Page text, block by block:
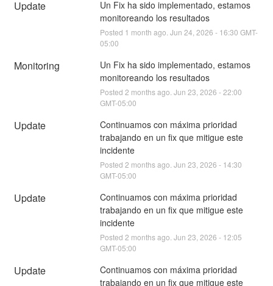
Update
Un Fix ha sido implementado, estamos
monitoreando los resultados
Posted 1 month ago. Jun 24 2026 - 16:30 GMT-
05:00
Monitoring
Un Fix ha sido implementado, estamos
monitoreando los resultados
Posted 2 months ago. Jun 23 2026 -22:00
GMT-05:00
Update
Continuamos con máxima prioridad
trabajando en un fix que mitigue este
incidente
Posted 2 months ago. Jun 23 2026 - 14:30
GMT-05:00
Update
Continuamos con máxima prioridad
trabajando en un fix que mitigue este
incidente
Posted 2 months ago. Jun 23 2026 - 12:05
GMT-05:00
Update
Continuamos con máxima prioridad
trabajando en un fix que mitigue este